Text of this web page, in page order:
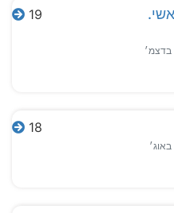
29 בדצמ׳
19
26 באוג׳
18